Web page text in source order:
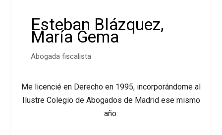
Esteban Blázquez,
María Gema
Abogada fiscalista
Me licencié en Derecho en 1995, incorporándome al
Ilustre Colegio de Abogados de Madrid ese mismo
año.